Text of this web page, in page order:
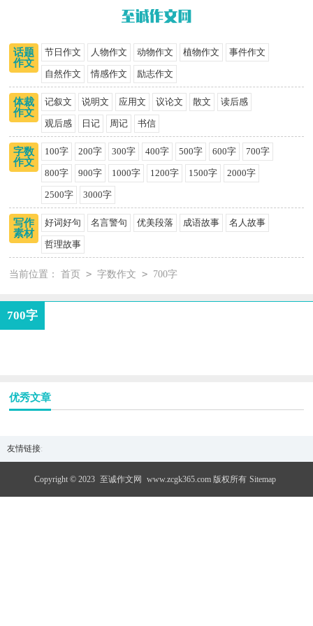
话题
作文
节日作文 人物作文 动物作文 植物作文 事件作文
自然作文 情感作文 励志作文
体裁
作文
记叙文 说明文 应用文 议论文 散文 读后感
观后感 日记 周记 书信
字数
作文
100字 200字 300字 400字 500字 600字 700字
800字 900字 1000字 1200字 1500字 2000字
2500字 3000字
写作
素材
好词好句 名言警句 优美段落 成语故事 名人故事
哲理故事
当前位置： 首页 > 字数作文 > 700字
700字
优秀文章
友情链接:
Copyright © 2023 至诚作文网 www.zcgk365.com 版权所有 Sitemap